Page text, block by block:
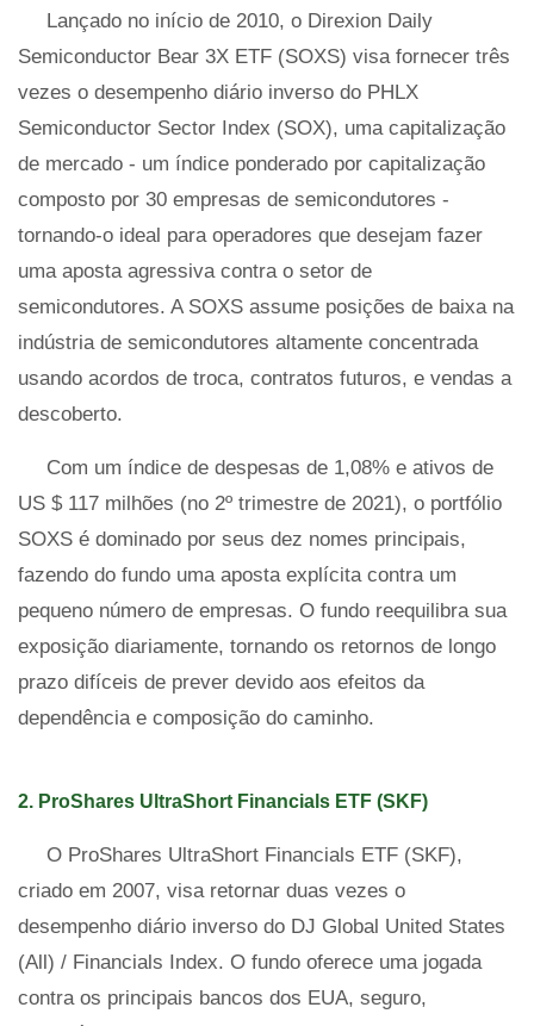
Lançado no início de 2010, o Direxion Daily
Semiconductor Bear 3X ETF (SOXS) visa fornecer três
vezes o desempenho diário inverso do PHLX
Semiconductor Sector Index (SOX), uma capitalização
de mercado - um índice ponderado por capitalização
composto por 30 empresas de semicondutores -
tornando-o ideal para operadores que desejam fazer
uma aposta agressiva contra o setor de
semicondutores. A SOXS assume posições de baixa na
indústria de semicondutores altamente concentrada
usando acordos de troca, contratos futuros, e vendas a
descoberto.
Com um índice de despesas de 1,08% e ativos de
US $ 117 milhões (no 2º trimestre de 2021), o portfólio
SOXS é dominado por seus dez nomes principais,
fazendo do fundo uma aposta explícita contra um
pequeno número de empresas. O fundo reequilibra sua
exposição diariamente, tornando os retornos de longo
prazo difíceis de prever devido aos efeitos da
dependência e composição do caminho.
2. ProShares UltraShort Financials ETF (SKF)
O ProShares UltraShort Financials ETF (SKF),
criado em 2007, visa retornar duas vezes o
desempenho diário inverso do DJ Global United States
(All) / Financials Index. O fundo oferece uma jogada
contra os principais bancos dos EUA, seguro,